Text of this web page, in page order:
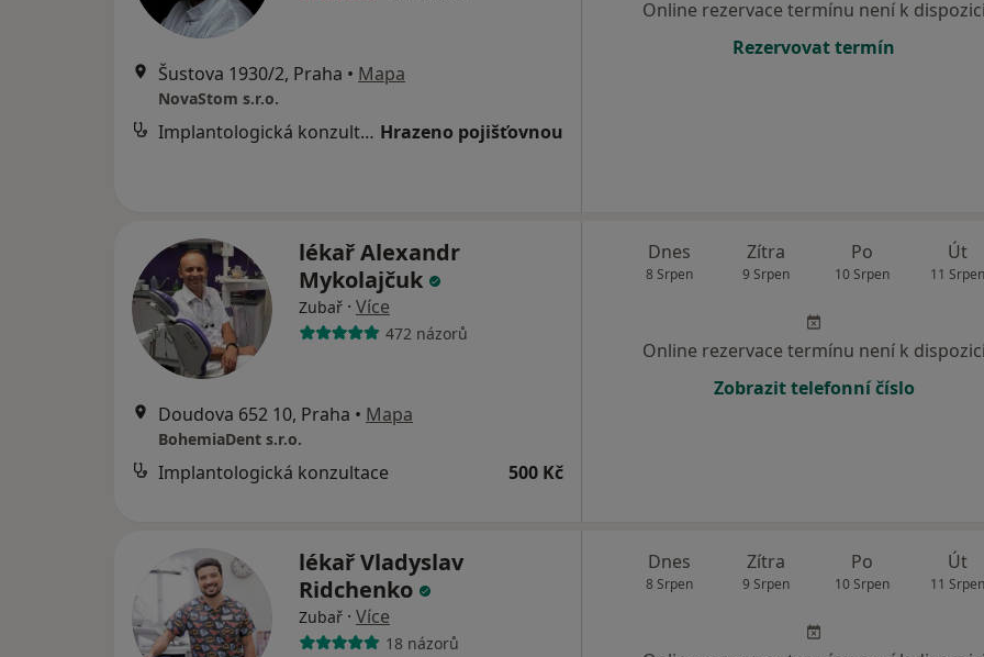
Šustova 1930/2, Praha • Mapa
NovaStom s.r.o.
Implantologická konzultace Hrazeno pojišťovnou
Online rezervace termínu není k dispozici
Rezervovat termín
lékař Alexandr
Mykolajčuk
Zubař · Více
472 názorů
Doudova 652 10, Praha • Mapa
BohemiaDent s.r.o.
Implantologická konzultace 500 Kč
Dnes
8 Srpen
Zítra
9 Srpen
Po
10 Srpen
Út
11 Srpen
Online rezervace termínu není k dispozici
Zobrazit telefonní číslo
lékař Vladyslav
Ridchenko
Zubař · Více
18 názorů
Dnes
8 Srpen
Zítra
9 Srpen
Po
10 Srpen
Út
11 Srpen